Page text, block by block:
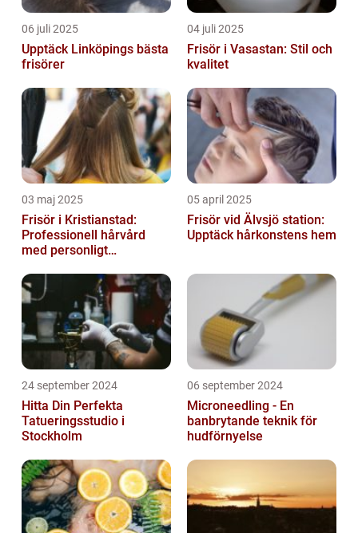
06 juli 2025
Upptäck Linköpings bästa
frisörer
04 juli 2025
Frisör i Vasastan: Stil och
kvalitet
03 maj 2025
Frisör i Kristianstad:
Professionell hårvård
med personligt
05 april 2025
Frisör vid Älvsjö station:
Upptäck hårkonstens hem
24 september 2024
Hitta Din Perfekta
Tatueringsstudio i
Stockholm
06 september 2024
Microneedling - En
banbrytande teknik för
hudförnyelse